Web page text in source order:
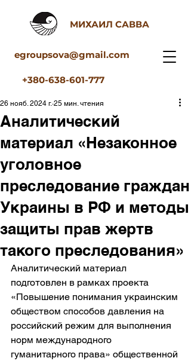
МИХАИЛ САВВА
egroupsova@gmail.com
+380-638-601-777
Аналитический
материал «Незаконное
уголовное
преследование граждан
Украины в РФ и методы
защиты прав жертв
такого преследования»
26 нояб. 2024 г. 25 мин. чтения
Аналитический материал
подготовлен в рамках проекта
«Повышение понимания украинским
обществом способов давления на
российский режим для выполнения
норм международного
гуманитарного права» общественной